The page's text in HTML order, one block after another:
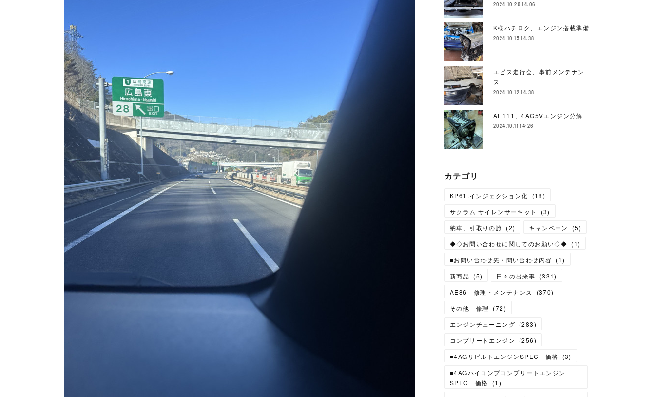
2024.10.20 14:06
K様ハチロク、エンジン搭載準備
2024.10.15 14:38
エビス走行会、事前メンテナン
ス
2024.10.12 14:38
AE111、4AG5Vエンジン分解
2024.10.11 14:26
カテゴリ
KP61.インジェクション化 (18)
サクラム サイレンサーキット
(3)
納車、引取りの旅 (2) キャンペーン (5)
◆◇お問い合わせに関してのお願い◇◆ (1)
■お問い合わせ先・問い合わせ内容 (1)
新商品 (5) 日々の出来事 (331)
AE86 修理・メンテナンス
(370)
その他 修理
(72)
エンジンチューニング (283)
コンプリートエンジン
(256)
■4AGリビルトエンジンSPEC 価格
(3)
■4AGハイコンプコンプリートエンジン
SPEC 価格
(1 )